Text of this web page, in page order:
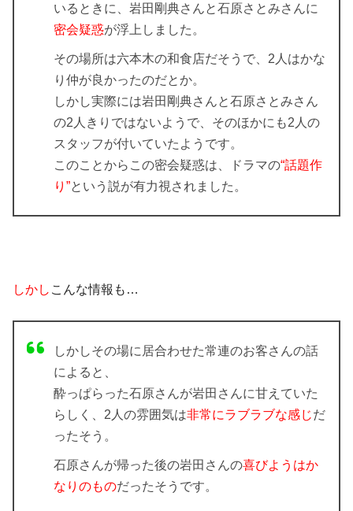
いるときに、岩田剛典さんと石原さとみさんに
密会疑惑が浮上しました。
その場所は六本木の和食店だそうで、2人はかな
り仲が良かったのだとか。
しかし実際には岩田剛典さんと石原さとみさん
の2人きりではないようで、そのほかにも2人の
スタッフが付いていたようです。
このことからこの密会疑惑は、ドラマの“話題作
り”という説が有力視されました。
しかし こんな情報も…
しかしその場に居合わせた常連のお客さんの話
によると、
酔っぱらった石原さんが岩田さんに甘えていた
らしく、2人の雰囲気は非常にラブラブな感じだ
ったそう。
石原さんが帰った後の岩田さんの喜びようはか
なりのものだったそうです。